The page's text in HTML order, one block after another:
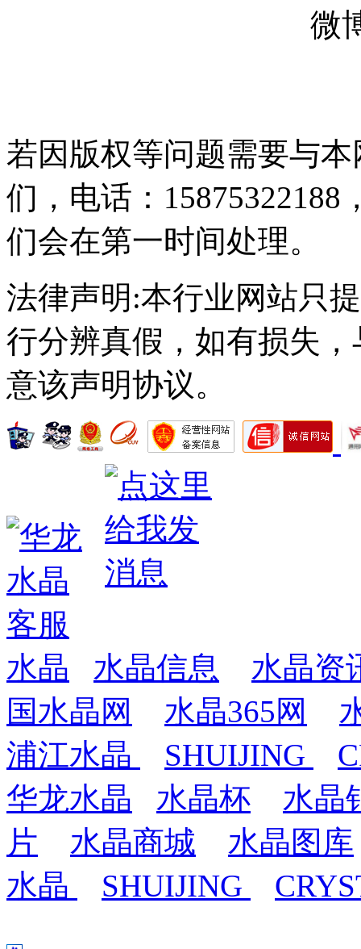
微博
若因版权等问题需要与
们，电话：15875322188
们会在第一时间处理。
法律声明:本行业网站只
行分辨真假，如有损失
意该声明协议。
水晶 水晶信息
水晶资
国水晶网
水晶365网
浦江水晶
SHUIJING
华龙水晶
水晶杯
水晶
片
水晶商城
水晶图库
水晶
SHUIJING